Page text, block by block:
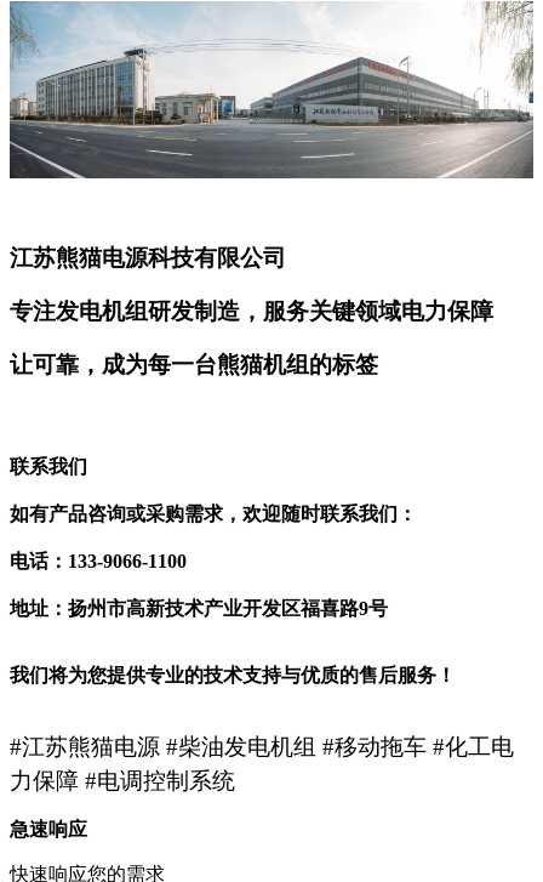
江苏熊猫电源科技有限公司
专注发电机组研发制造，服务关键领域电力保障
让可靠，成为每一台熊猫机组的标签
联系我们
如有产品咨询或采购需求，欢迎随时联系我们：
电话：133-9066-1100
地址：扬州市高新技术产业开发区福喜路9号
我们将为您提供专业的技术支持与优质的售后服务！
#江苏熊猫电源 #柴油发电机组 #移动拖车 #化工电
力保障 #电调控制系统
急速响应
快速响应您的需求